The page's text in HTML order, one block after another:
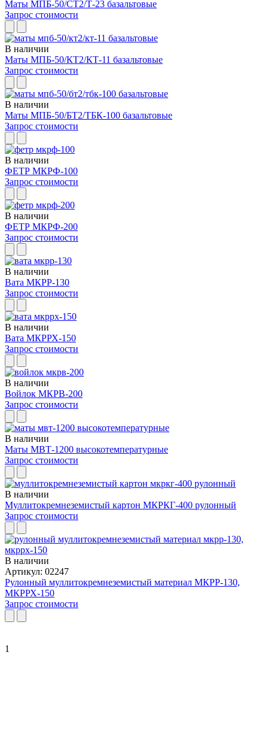
Маты МПБ-50/СТ2/Т-23 базальтовые
Запрос стоимости
В наличии
Маты МПБ-50/КТ2/КТ-11 базальтовые
Запрос стоимости
В наличии
Маты МПБ-50/БТ2/ТБК-100 базальтовые
Запрос стоимости
В наличии
ФЕТР МКРФ-100
Запрос стоимости
В наличии
ФЕТР МКРФ-200
Запрос стоимости
В наличии
Вата МКРР-130
Запрос стоимости
В наличии
Вата МКРРХ-150
Запрос стоимости
В наличии
Войлок МКРВ-200
Запрос стоимости
В наличии
Маты МВТ-1200 высокотемпературные
Запрос стоимости
В наличии
Муллитокремнеземистый картон МКРКГ-400 рулонный
Запрос стоимости
В наличии
Артикул: 02247
Рулонный муллитокремнеземистый материал МКРР-130,
МКРРХ-150
Запрос стоимости
1